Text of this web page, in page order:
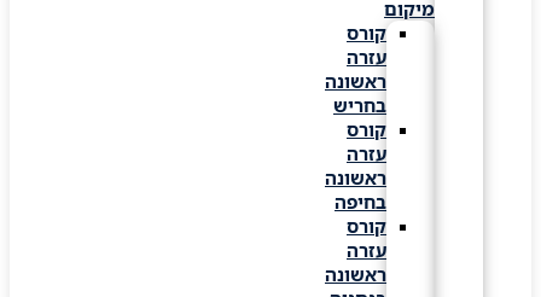
מיקום
קורס
עזרה
ראשונה
בחריש
קורס
עזרה
ראשונה
בחיפה
קורס
עזרה
ראשונה